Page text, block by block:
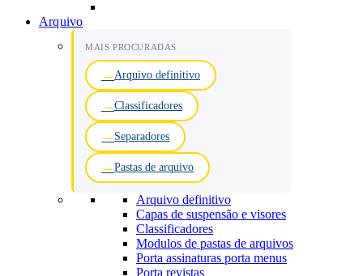
Arquivo
MAIS PROCURADAS
Arquivo definitivo
Classificadores
Separadores
Pastas de arquivo
Arquivo definitivo
Capas de suspensão e visores
Classificadores
Modulos de pastas de arquivos
Porta assinaturas porta menus
Porta revistas